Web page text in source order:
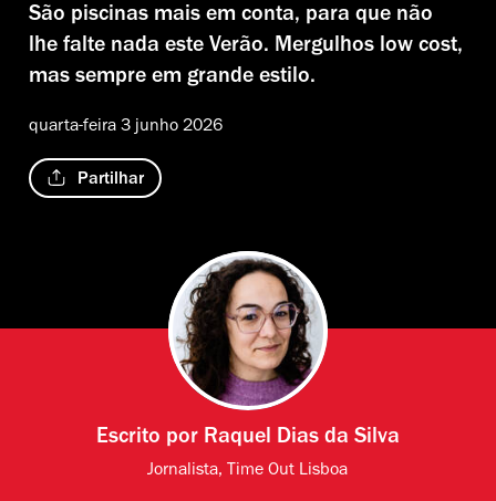
São piscinas mais em conta, para que não
lhe falte nada este Verão. Mergulhos low cost,
mas sempre em grande estilo.
quarta-feira 3 junho 2026
Partilhar
Escrito por Raquel Dias da Silva
Jornalista, Time Out Lisboa